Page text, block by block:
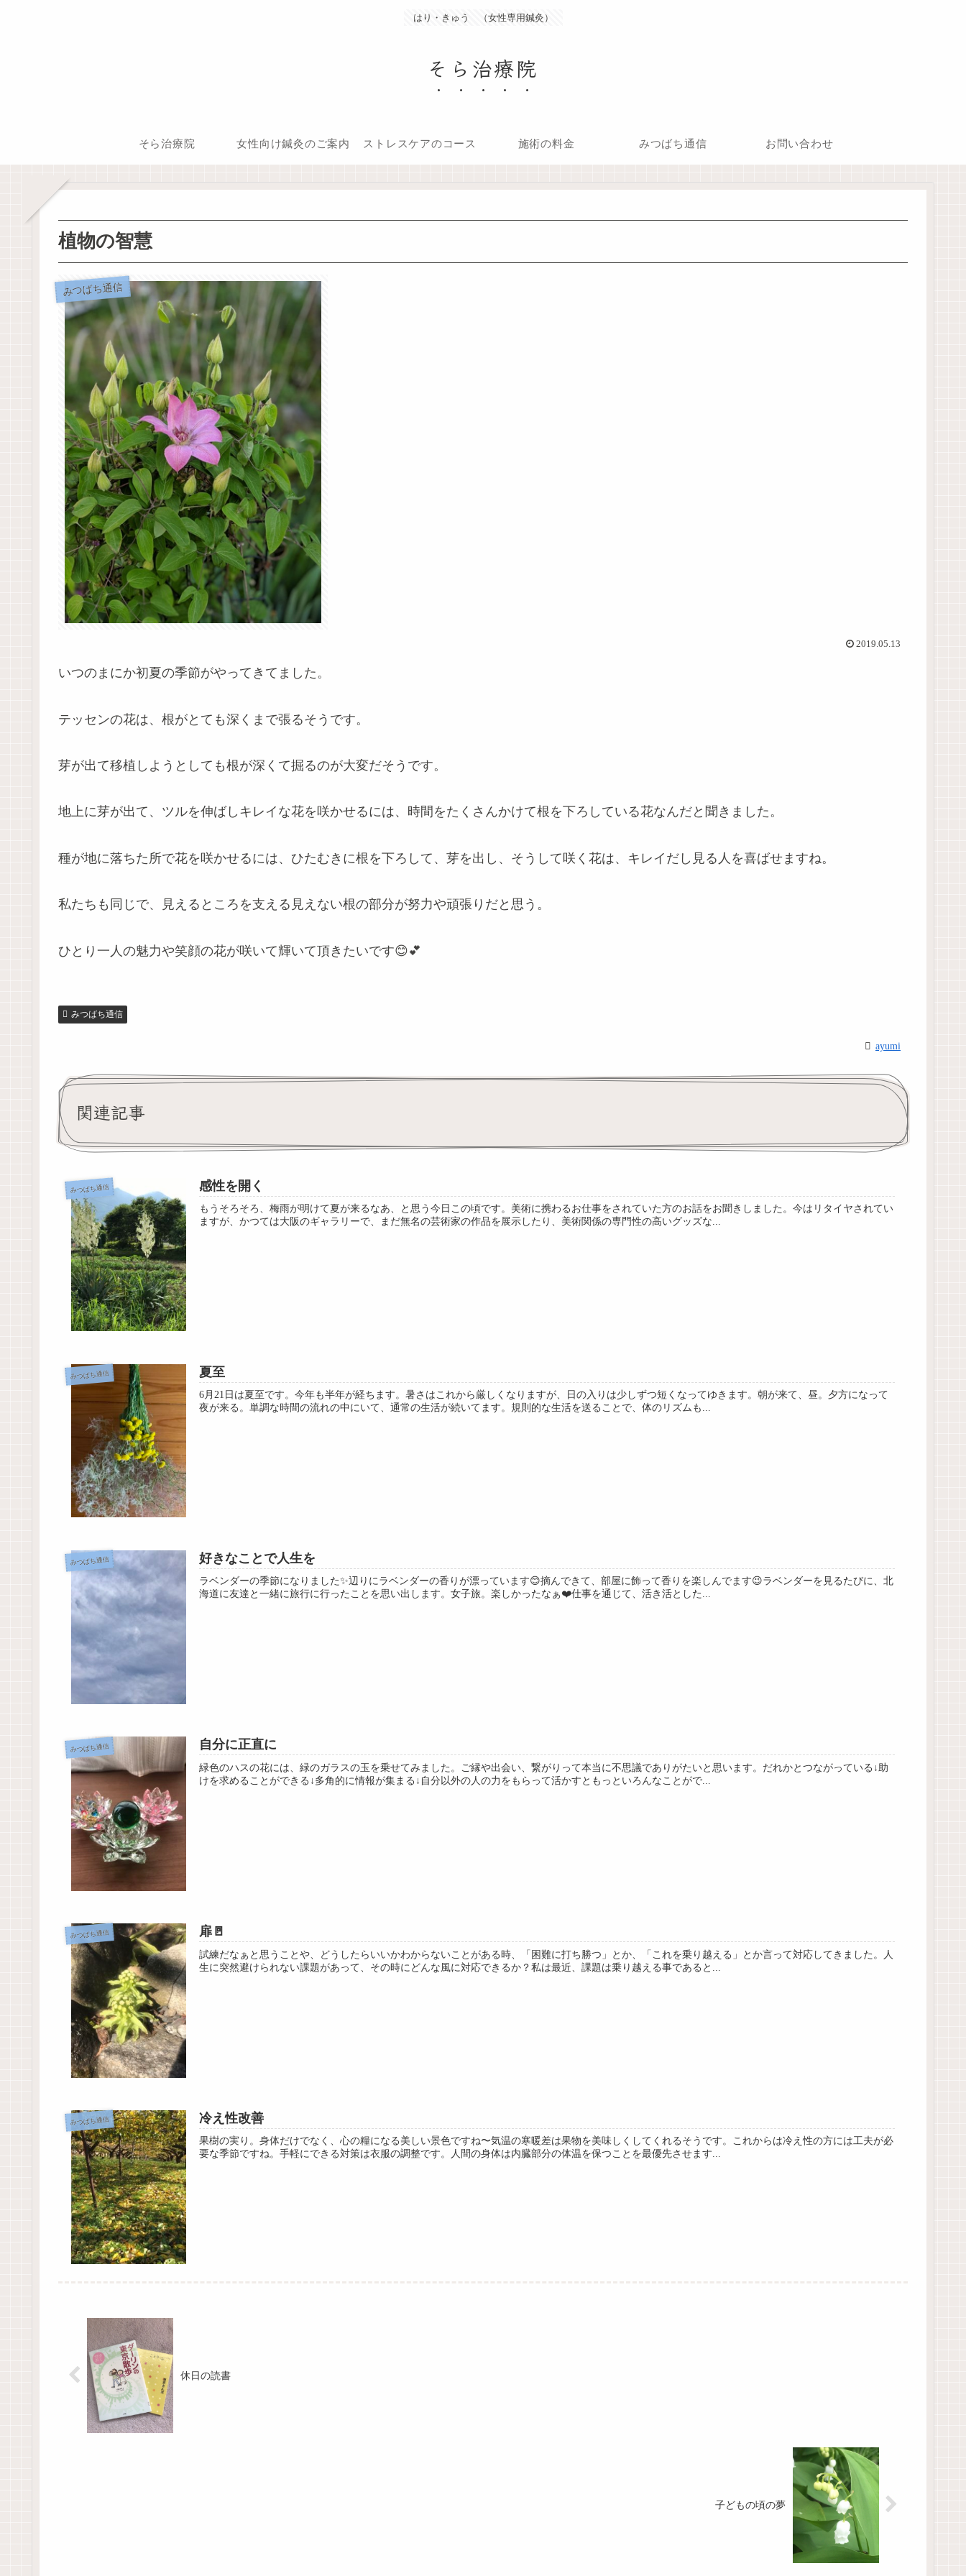
はり・きゅう （女性専用鍼灸）
そら治療院
そら治療院 女性向け鍼灸のご案内 ストレスケアのコース 施術の料金 みつばち通信 お問い合わせ
植物の智慧
みつばち通信
2019.05.13
いつのまにか初夏の季節がやってきてました。
テッセンの花は、根がとても深くまで張るそうです。
芽が出て移植しようとしても根が深くて掘るのが大変だそうです。
地上に芽が出て、ツルを伸ばしキレイな花を咲かせるには、時間をたくさんかけて根を下ろしている花なんだと聞きました。
種が地に落ちた所で花を咲かせるには、ひたむきに根を下ろして、芽を出し、そうして咲く花は、キレイだし見る人を喜ばせますね。
私たちも同じで、見えるところを支える見えない根の部分が努力や頑張りだと思う。
ひとり一人の魅力や笑顔の花が咲いて輝いて頂きたいです😊💕
みつばち通信
ayumi
関連記事
みつばち通信 感性を開く
もうそろそろ、梅雨が明けて夏が来るなあ、と思う今日この頃です。美術に携わるお仕事をされていた方のお話をお聞きしました。今はリタイヤされてい
ますが、かつては大阪のギャラリーで、まだ無名の芸術家の作品を展示したり、美術関係の専門性の高いグッズな...
みつばち通信 夏至
6月21日は夏至です。今年も半年が経ちます。暑さはこれから厳しくなりますが、日の入りは少しずつ短くなってゆきます。朝が来て、昼。夕方になって
夜が来る。単調な時間の流れの中にいて、通常の生活が続いてます。規則的な生活を送ることで、体のリズムも...
みつばち通信 好きなことで人生を
ラベンダーの季節になりました✨辺りにラベンダーの香りが漂っています😊摘んできて、部屋に飾って香りを楽しんでます😉ラベンダーを見るたびに、北
海道に友達と一緒に旅行に行ったことを思い出します。女子旅。楽しかったなぁ❤️仕事を通じて、活き活とした...
みつばち通信 自分に正直に
緑色のハスの花には、緑のガラスの玉を乗せてみました。ご縁や出会い、繋がりって本当に不思議でありがたいと思います。だれかとつながっている↓助
けを求めることができる↓多角的に情報が集まる↓自分以外の人の力をもらって活かすともっといろんなことがで...
みつばち通信 扉🚪
試練だなぁと思うことや、どうしたらいいかわからないことがある時、「困難に打ち勝つ」とか、「これを乗り越える」とか言って対応してきました。人
生に突然避けられない課題があって、その時にどんな風に対応できるか？私は最近、課題は乗り越える事であると...
みつばち通信 冷え性改善
果樹の実り。身体だけでなく、心の糧になる美しい景色ですね〜気温の寒暖差は果物を美味しくしてくれるそうです。これからは冷え性の方には工夫が必
要な季節ですね。手軽にできる対策は衣服の調整です。人間の身体は内臓部分の体温を保つことを最優先させます...
休日の読書
子どもの頃の夢